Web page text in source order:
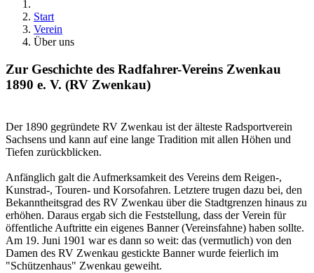
Start
Verein
Über uns
Zur Geschichte des Radfahrer-Vereins Zwenkau
1890 e. V. (RV Zwenkau)
Der 1890 gegründete RV Zwenkau ist der älteste Radsportverein
Sachsens und kann auf eine lange Tradition mit allen Höhen und
Tiefen zurückblicken.
Anfänglich galt die Aufmerksamkeit des Vereins dem Reigen-,
Kunstrad-, Touren- und Korsofahren. Letztere trugen dazu bei, den
Bekanntheitsgrad des RV Zwenkau über die Stadtgrenzen hinaus zu
erhöhen. Daraus ergab sich die Feststellung, dass der Verein für
öffentliche Auftritte ein eigenes Banner (Vereinsfahne) haben sollte.
Am 19. Juni 1901 war es dann so weit: das (vermutlich) von den
Damen des RV Zwenkau gestickte Banner wurde feierlich im
"Schützenhaus" Zwenkau geweiht.